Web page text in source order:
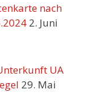
nach
2. Juni
UA
29. Mai